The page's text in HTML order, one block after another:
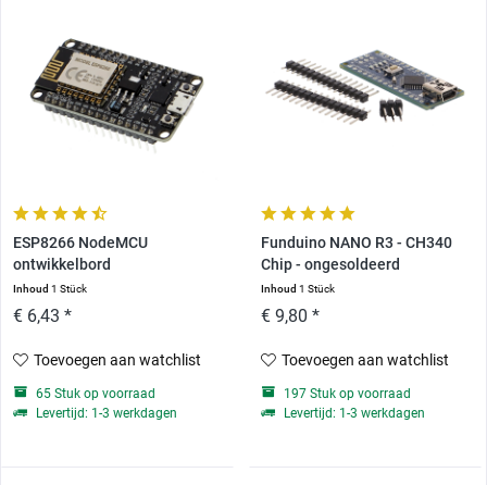
ESP8266 NodeMCU
ontwikkelbord
Inhoud1 Stück
€ 6,43 *
Toevoegen aan watchlist
65 Stuk op voorraad
Levertijd: 1-3 werkdagen
Funduino NANO R3 - CH340
Chip - ongesoldeerd
Inhoud 1 Stück
€ 9,80 *
Toevoegen aan watchlist
197 Stuk op voorraad
Levertijd: 1-3 werkdagen